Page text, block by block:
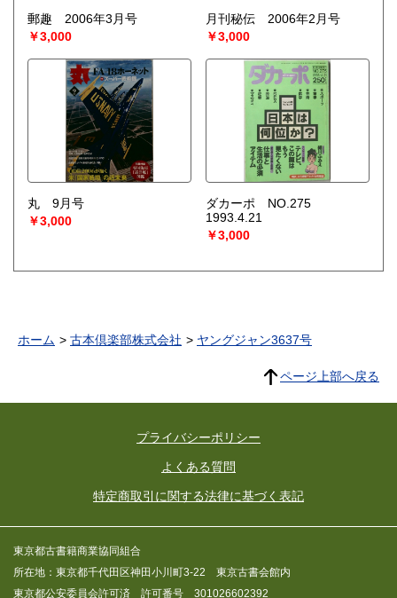
郵趣 2006年3月号
￥3,000
月刊秘伝 2006年2月号
￥3,000
丸 9月号
￥3,000
ダカーポ NO.275
1993.4.21
￥3,000
ホーム 古本倶楽部株式会社 ヤングジャン3637号
ページ上部へ戻る
プライバシーポリシー
よくある質問
特定商取引に関する法律に基づく表記
東京都古書籍商業協同組合
所在地：東京都千代田区神田小川町3-22 東京古書会館内
東京都公安委員会許可済 許可番号 301026602392